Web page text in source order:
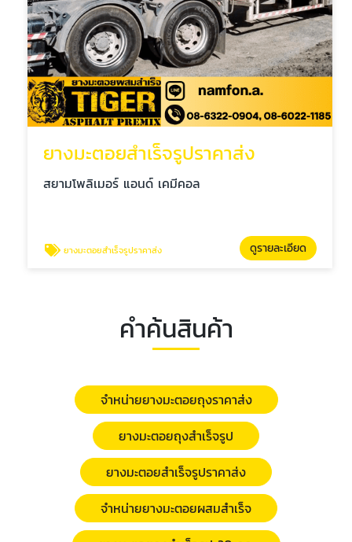
ยางมะตอยสำเร็จรูปราคาส่ง
สยามโพลิเมอร์ แอนด์ เคมีคอล
ยางมะตอยสำเร็จรูปราคาส่ง ดูรายละเอียด
คำค้นสินค้า
จำหน่ายยางมะตอยถุงราคาส่ง
ยางมะตอยถุงสำเร็จรูป
ยางมะตอยสำเร็จรูปราคาส่ง
จำหน่ายยางมะตอยผสมสำเร็จ